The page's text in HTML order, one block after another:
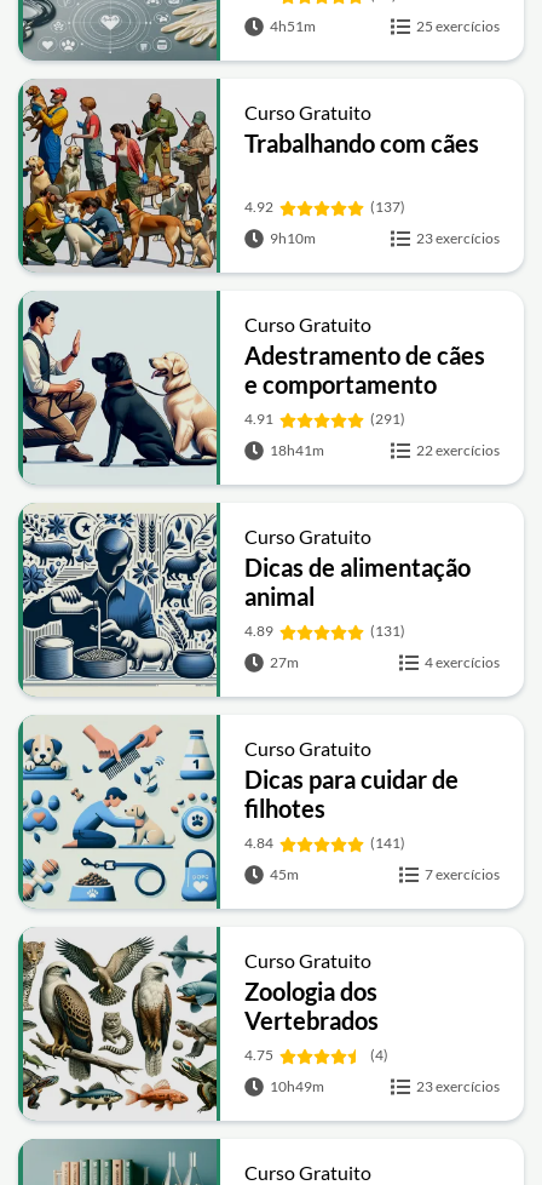
4h51m
25 exercícios
Curso Gratuito
Trabalhando com cães
4.92
(137)
9h10m
23 exercícios
Curso Gratuito
Adestramento de cães
e comportamento
4.91
(291)
18h41m
22 exercícios
Curso Gratuito
Dicas de alimentação
animal
4.89
(131)
27m
4 exercícios
Curso Gratuito
Dicas para cuidar de
filhotes
4.84
(141)
45m
7 exercícios
Curso Gratuito
Zoologia dos
Vertebrados
4.75
(4)
10h49m
23 exercícios
Curso Gratuito